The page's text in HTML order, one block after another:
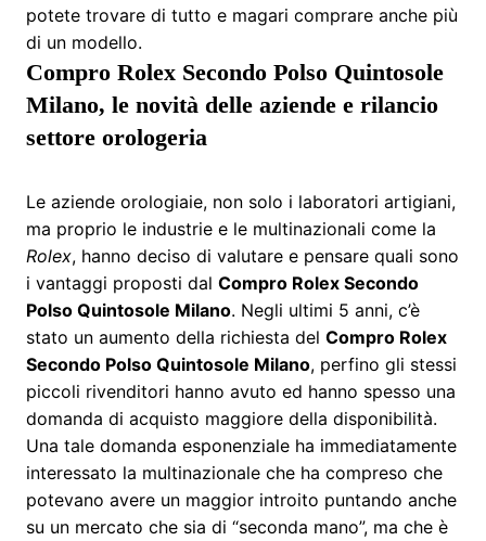
potete trovare di tutto e magari comprare anche più
di un modello.
Compro Rolex Secondo Polso Quintosole
Milano, le novità delle aziende e rilancio
settore orologeria
Le aziende orologiaie, non solo i laboratori artigiani,
ma proprio le industrie e le multinazionali come la
Rolex, hanno deciso di valutare e pensare quali sono
i vantaggi proposti dal Compro Rolex Secondo
Polso Quintosole Milano. Negli ultimi 5 anni, c’è
stato un aumento della richiesta del Compro Rolex
Secondo Polso Quintosole Milano, perfino gli stessi
piccoli rivenditori hanno avuto ed hanno spesso una
domanda di acquisto maggiore della disponibilità.
Una tale domanda esponenziale ha immediatamente
interessato la multinazionale che ha compreso che
potevano avere un maggior introito puntando anche
su un mercato che sia di “seconda mano”, ma che è